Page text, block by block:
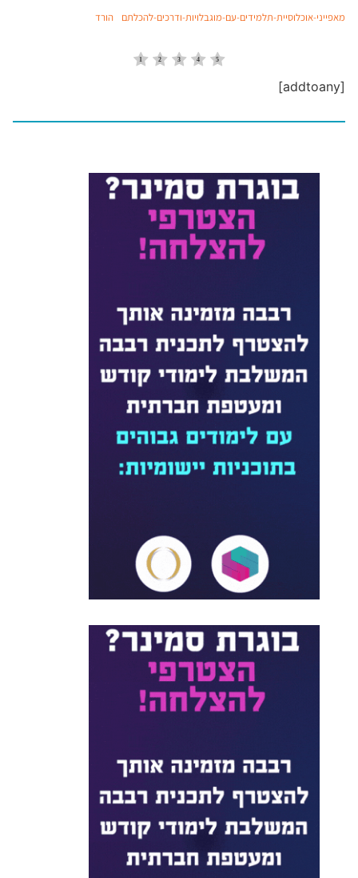
מאפייני-אוכלוסיית-תלמידים-עם-מוגבלויות-ודרכים-להכלתם הורד
[addtoany]